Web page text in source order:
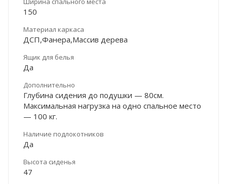
150
Материал каркаса
ДСП,Фанера,Массив дерева
Ящик для белья
Да
Дополнительно
Глубина сидения до подушки — 80см.
Максимальная нагрузка на одно спальное место
— 100 кг.
Наличие подлокотников
Да
Высота сиденья
47